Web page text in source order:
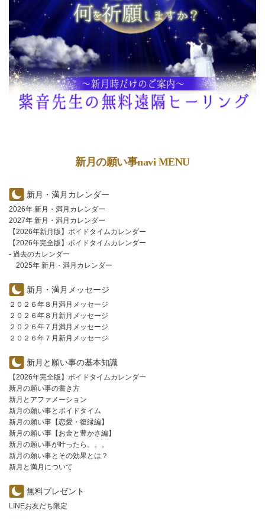
新月の願い事navi MENU
新月・満月カレンダー
2026年 新月・満月カレンダー
2027年 新月・満月カレンダー
【2026年新月版】ボイドタイムカレンダー
【2026年完全版】ボイドタイムカレンダー
- 過去のカレンダー
2025年 新月・満月カレンダー
新月・満月メッセージ
２０２６年８月満月メッセージ
２０２６年８月新月メッセージ
２０２６年７月満月メッセージ
２０２６年７月新月メッセージ
新月と願い事の基本知識
【2026年完全版】ボイドタイムカレンダー
新月の願い事の書き方
新月とアファメーション
新月の願い事とボイドタイム
新月の願い事【恋愛・復縁編】
新月の願い事【お金と豊かさ編】
新月の願い事が叶ったら。。。
新月の願い事とその効果とは？
新月と満月について
無料プレゼント
LINEお友だち限定